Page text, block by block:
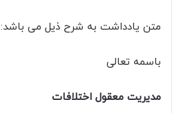
متن یادداشت به شرح ذیل می باشد:
باسمه تعالی
مدیریت معقول اختلافات